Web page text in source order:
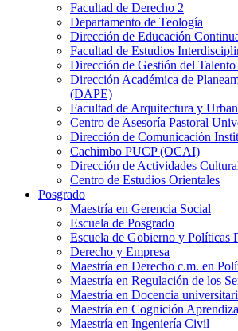
Facultad de Derecho 2
Departamento de Teología
Dirección de Educación
Facultad de Estudios
Dirección de Gestión del
Dirección Académica de
(DAPE)
Facultad de Arquitectura y
Centro de Asesoría Pastoral
Dirección de Comunicación
Cachimbo PUCP (OCAI)
Dirección de Actividades
Centro de Estudios Orientales
Posgrado
Maestría en Gerencia Social
Escuela de Posgrado
Escuela de Gobierno y Políticas
Derecho y Empresa
Maestría en Derecho c.m. en
Maestría en Regulación de los
Maestría en Docencia
Maestría en Cognición
Maestría en Ingeniería Civil